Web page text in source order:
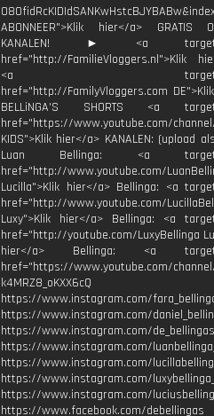
ABONNEER">Klik hier</a> GRATIS
KANALEN! ► <a
href="http://FamilieVloggers.nl">Klik
<a
href="http://FamilyVloggers.com
BELLiNGA'S SHORTS <a
href="https://www.youtube.com/channel/
KIDS">Klik hier</a> KANALEN: (upload
Luan Bellinga: <a
href="http://www.youtube.com/
Lucilla">Klik hier</a> Bellinga: <a
href="http://www.youtube.com/
Luxy">Klik hier</a> Bellinga: <a
href="http://youtube.com/LuxyBellinga
hier</a> Bellinga: <a
href="https://www.youtube.com/
k4MRZ8_oKXX6cQ
https://www.instagram.com/
https://www.instagram.com/
https://www.instagram.com/
https://www.instagram.com/
https://www.instagram.com/
https://www.instagram.com/
https://www.instagram.com/
https://www.facebook.com/debellingas